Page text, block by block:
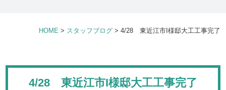
HOME > スタッフブログ> 4/28 東近江市I様邸大工工事完了
4/28 東近江市I様邸大工工事完了